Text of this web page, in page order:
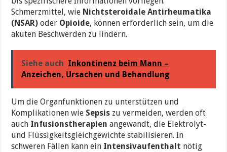
Schmerzmittel, wie Nichtsteroidale Antirheumatika
(NSAR) oder Opioide, können erforderlich sein, um die
akuten Beschwerden zu lindern.
Siehe auch Inkontinenz beim Mann –
Anzeichen, Ursachen und Behandlung
Um die Organfunktionen zu unterstützen und
Komplikationen wie Sepsis zu vermeiden, werden oft
auch Infusionstherapien angewandt, die Elektrolyt-
und Flüssigkeitsgleichgewichte stabilisieren. In
schweren Fällen kann ein Intensivaufenthalt nötig